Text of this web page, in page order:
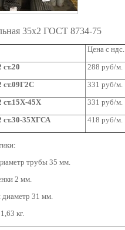
35x2 ГОСТ 8734-75
Цена с ндс.
288 руб/м.
ст.09Г2С
331 руб/м.
ст.15Х-45Х
331 руб/м.
ст.30-35ХГСА
418 руб/м.
трубы 35 мм.
2 мм.
31 мм.
кг.